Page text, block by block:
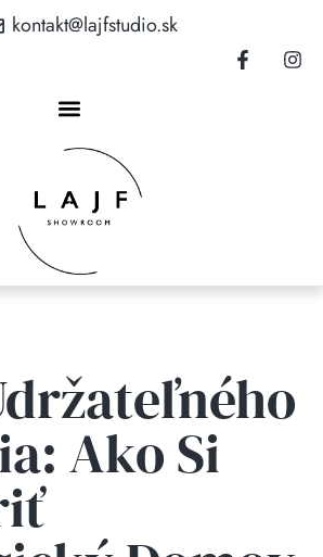
kontakt@lajfstudio.sk
Ako Si